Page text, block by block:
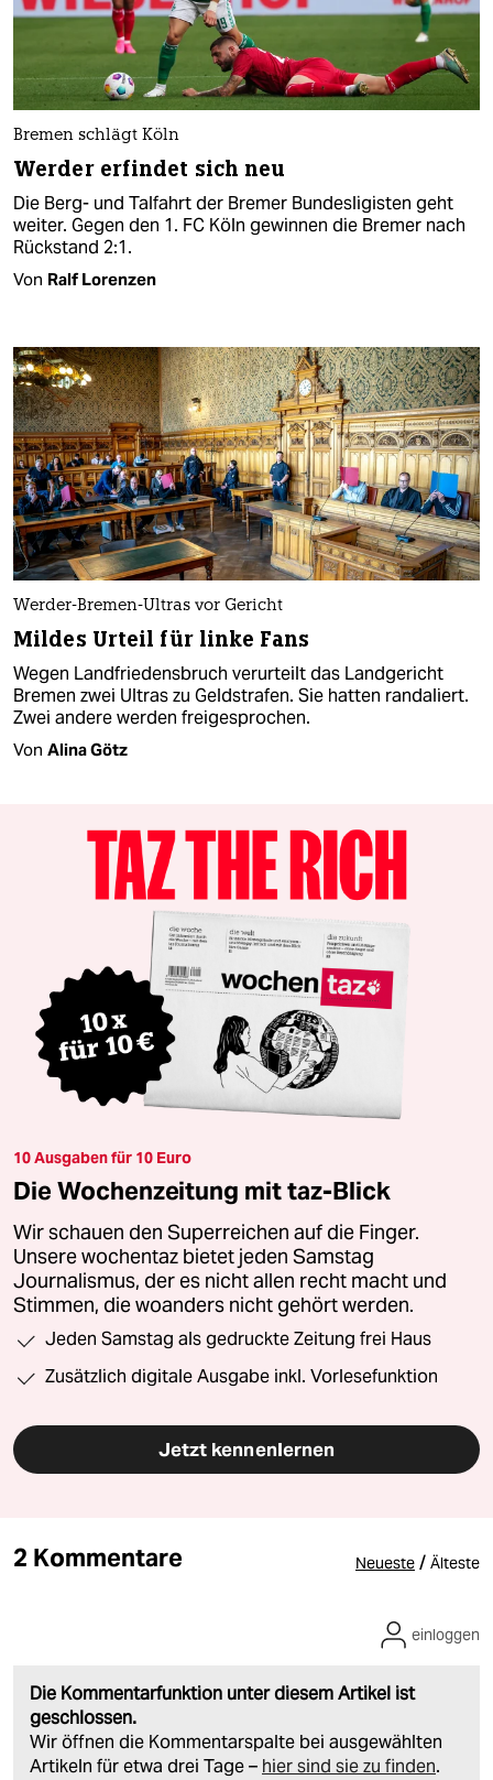
Bremen schlägt Köln
Werder erfindet sich neu
Die Berg- und Talfahrt der Bremer Bundesligisten geht
weiter. Gegen den 1. FC Köln gewinnen die Bremer nach
Rückstand 2:1.
Von Ralf Lorenzen
Werder-Bremen-Ultras vor Gericht
Mildes Urteil für linke Fans
Wegen Landfriedensbruch verurteilt das Landgericht
Bremen zwei Ultras zu Geldstrafen. Sie hatten randaliert.
Zwei andere werden freigesprochen.
Von Alina Götz
10 Ausgaben für 10 Euro
Die Wochenzeitung mit taz-Blick
Wir schauen den Superreichen auf die Finger.
Unsere wochentaz bietet jeden Samstag
Journalismus, der es nicht allen recht macht und
Stimmen, die woanders nicht gehört werden.
Jeden Samstag als gedruckte Zeitung frei Haus
Zusätzlich digitale Ausgabe inkl. Vorlesefunktion
Jetzt kennenlernen
2 Kommentare Neueste / Älteste
Die Kommentarfunktion unter diesem Artikel ist
geschlossen.
Wir öffnen die Kommentarspalte bei ausgewählten
Artikeln für etwa drei Tage – hier sind sie zu finden.
einloggen